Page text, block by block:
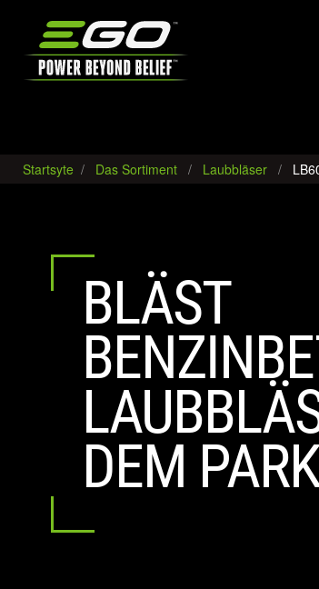
Startsyte Das Sortiment Laubbläser
BLÄST
DEM